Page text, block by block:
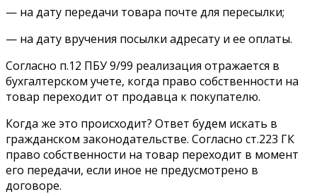
— на дату передачи товара почте для пересылки;
— на дату вручения посылки адресату и ее оплаты.
Согласно п.12 ПБУ 9/99 реализация отражается в
бухгалтерском учете, когда право собственности на
товар переходит от продавца к покупателю.
Когда же это происходит? Ответ будем искать в
гражданском законодательстве. Согласно ст.223 ГК
право собственности на товар переходит в момент
его передачи, если иное не предусмотрено в
договоре.